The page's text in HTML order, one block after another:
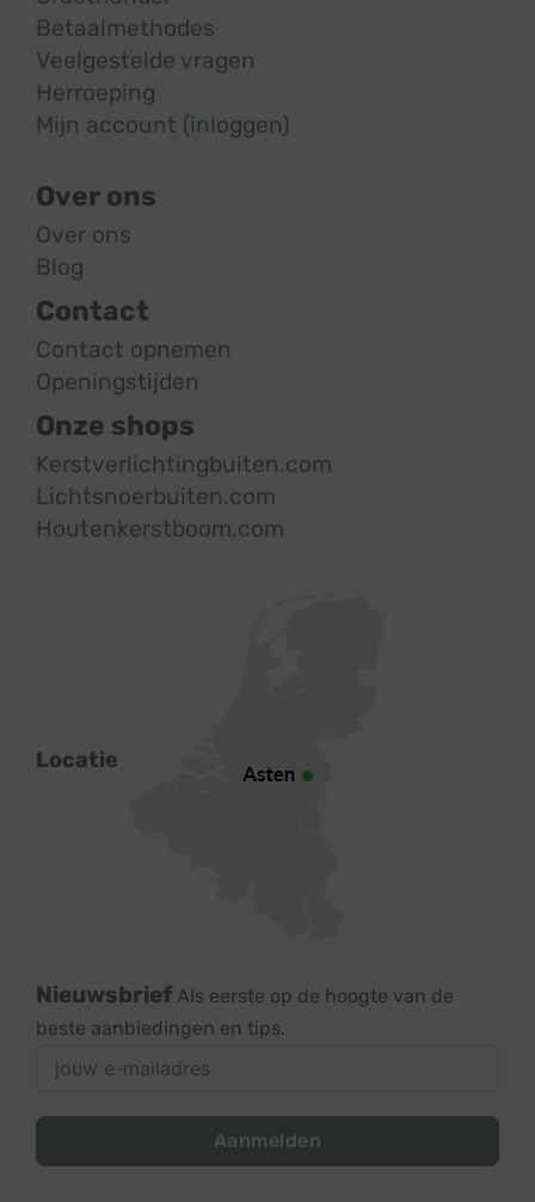
Betaalmethodes
Veelgestelde vragen
Herroeping
Mijn account (inloggen)
Over ons
Over ons
Blog
Contact
Contact opnemen
Openingstijden
Onze shops
Kerstverlichtingbuiten.com
Lichtsnoerbuiten.com
Houtenkerstboom.com
Locatie
Nieuwsbrief Als eerste op de hoogte van de
beste aanbiedingen en tips.
Aanmelden